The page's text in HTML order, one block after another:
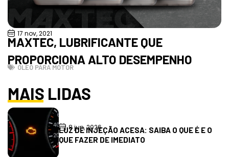
17 nov, 2021
MAXTEC, LUBRIFICANTE QUE
PROPORCIONA ALTO DESEMPENHO
ÓLEO PARA MOTOR
MAIS LIDAS
8 jun, 2026
LUZ DE INJEÇÃO ACESA: SAIBA O QUE É E O
QUE FAZER DE IMEDIATO